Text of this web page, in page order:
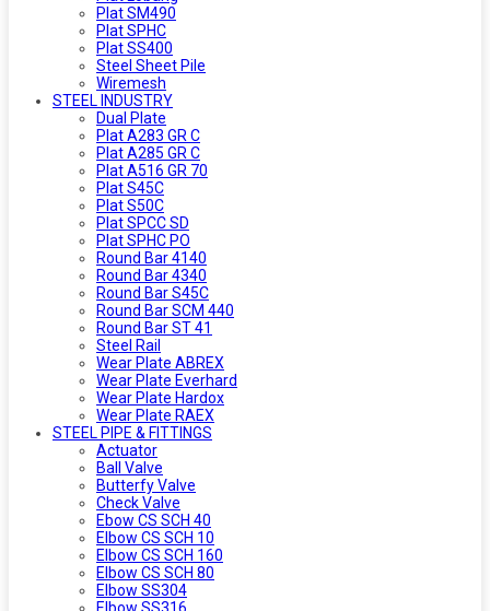
Plat SM490
Plat SPHC
Plat SS400
Steel Sheet Pile
Wiremesh
STEEL INDUSTRY
Dual Plate
Plat A283 GR C
Plat A285 GR C
Plat A516 GR 70
Plat S45C
Plat S50C
Plat SPCC SD
Plat SPHC PO
Round Bar 4140
Round Bar 4340
Round Bar S45C
Round Bar SCM 440
Round Bar ST 41
Steel Rail
Wear Plate ABREX
Wear Plate Everhard
Wear Plate Hardox
Wear Plate RAEX
STEEL PIPE & FITTINGS
Actuator
Ball Valve
Butterfy Valve
Check Valve
Ebow CS SCH 40
Elbow CS SCH 10
Elbow CS SCH 160
Elbow CS SCH 80
Elbow SS304
Elbow SS316